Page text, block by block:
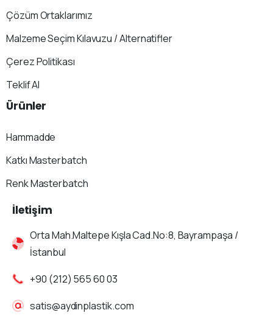
Çözüm Ortaklarımız
Malzeme Seçim Kılavuzu / Alternatifler
Çerez Politikası
Teklif Al
Ürünler
Hammadde
Katkı Masterbatch
Renk Masterbatch
İletişim
Orta Mah.Maltepe Kışla Cad.No:8, Bayrampaşa /
İstanbul
+90 (212) 565 60 03
satis@aydinplastik.com